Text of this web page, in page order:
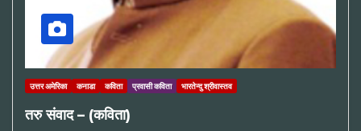
उत्तर अमेरिका कनाडा कविता प्रवासी कविता भारतेन्दु श्रीवास्तव
तरु संवाद – (कविता)